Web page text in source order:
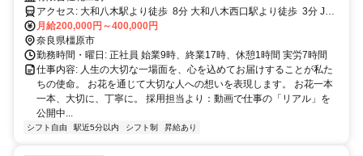
アクセス: 大和八木駅より徒歩 8分 大和八木西口駅より徒歩 3分 JR
畝傍駅よら徒歩 6分
月給200,000円～400,000円
奈良県橿原市
勤務時間・曜日: 正社員 始業9時、終業17時、休憩1時間 実労7時間
仕事内容: 人生の大切な一場面を、心を込めてお届けすることが私た
ちの使命。 お花を通じて大切な人への想いを表現します。 お花一本
一本、大切に、丁寧に。 採用担当より：動画で仕事の「リアル」を
公開中...
シフト自由 駅近5分以内 シフト制 昇給あり